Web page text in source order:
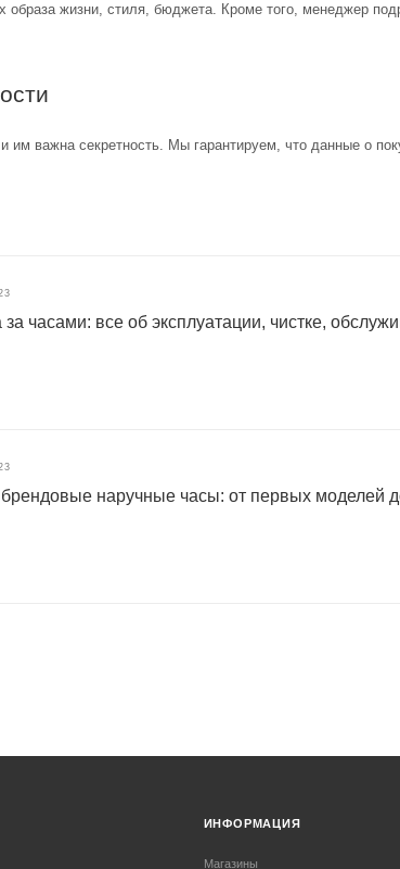
жизни, стиля, бюджета. Кроме того, менеджер
важна секретность. Мы гарантируем, что данные о
часами: все об эксплуатации, чистке,
брендовые наручные часы: от первых моделей
ИНФОРМАЦИЯ
Магазины